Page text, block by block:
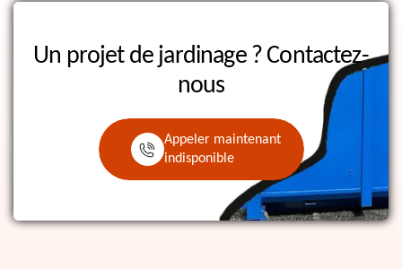
Un projet de jardinage ? Contactez-
nous
Appeler maintenant
indisponible